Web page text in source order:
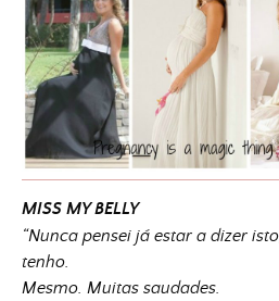
MISS MY BELLY
“Nunca pensei já estar a dizer
tenho.
Mesmo. Muitas saudades.